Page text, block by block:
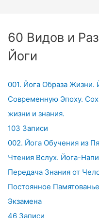
60 Видов и
Йоги
001. Йога Образа Жизни.
Современную Эпоху.
жизни и знания.
103 Записи
002. Йога Обучения из
Чтения Вслух. Йога-
Передача Знания от
Постоянное
Экзамена
46 Записи